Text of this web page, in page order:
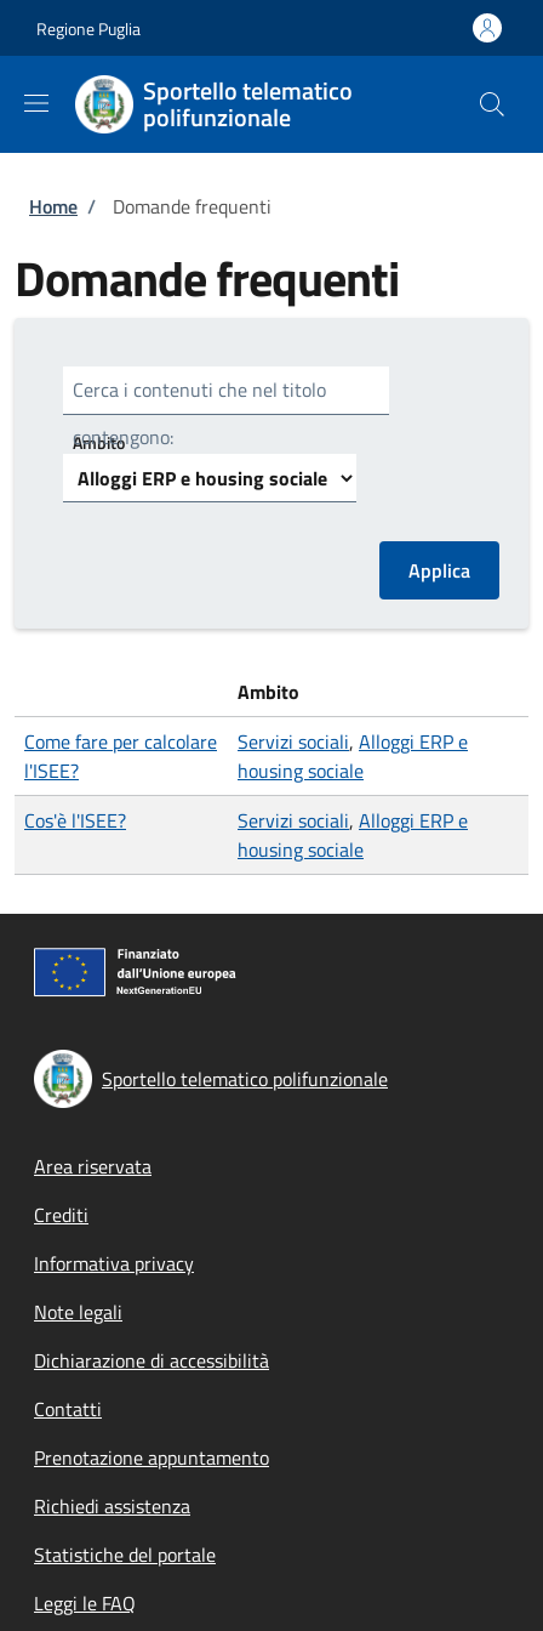
Regione Puglia
Sportello telematico
polifunzionale
Briciole di pane
Home / Domande frequenti
Domande frequenti
Cerca i contenuti che nel titolo
contengono:
Ambito
Ambito
Come fare per calcolare
l'ISEE?
Servizi sociali, Alloggi ERP e
housing sociale
Cos'è l'ISEE?
Servizi sociali, Alloggi ERP e
housing sociale
Sportello telematico polifunzionale
Footer menu
Area riservata
Crediti
Informativa privacy
Note legali
Dichiarazione di accessibilità
Contatti
Prenotazione appuntamento
Richiedi assistenza
Statistiche del portale
Leggi le FAQ